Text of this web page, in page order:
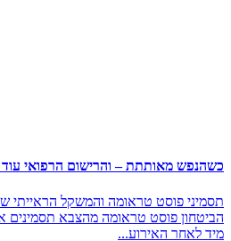
כשהנפש מאותתת – והרישום הרפואי
תסמיני פוסט טראומה והמשקל הראייתי
הביטחון פוסט טראומה מהצבא תסמינים
מיד לאחר האירוע...